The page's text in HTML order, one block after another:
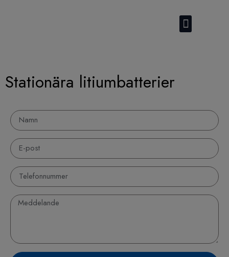
Stationära litiumbatterier